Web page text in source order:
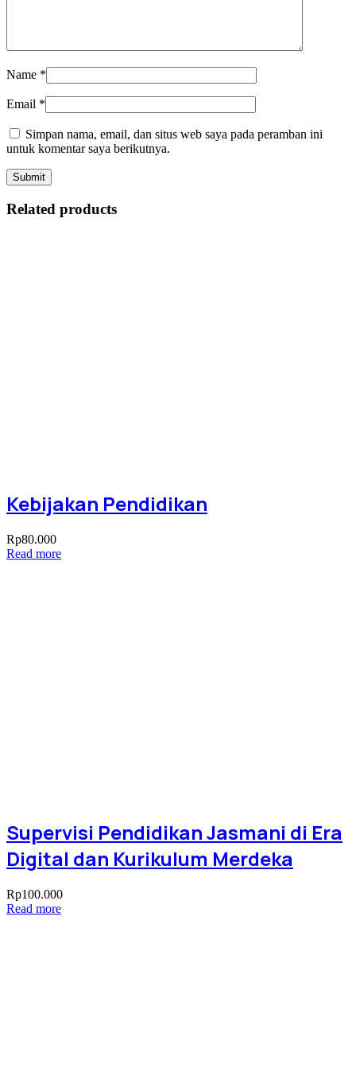
Name *
Email *
Simpan nama, email, dan situs web saya pada peramban ini
untuk komentar saya berikutnya.
Related products
Kebijakan Pendidikan
Rp80.000
Read more
Supervisi Pendidikan Jasmani di Era
Digital dan Kurikulum Merdeka
Rp100.000
Read more